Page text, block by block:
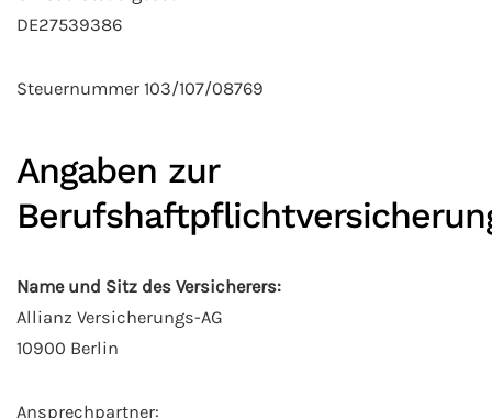
DE27539386
Steuernummer 103/107/08769
Angaben zur
Name und Sitz des Versicherers:
Allianz Versicherungs-AG
10900 Berlin
Ansprechpartner: